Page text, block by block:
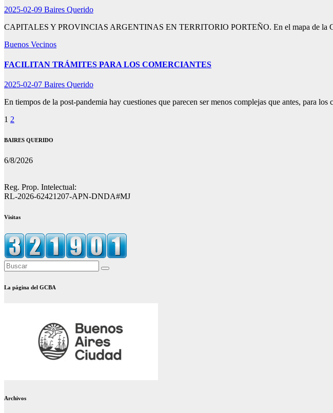
2025-02-09 Baires Querido
CAPITALES Y PROVINCIAS ARGENTINAS EN TERRITORIO PORTEÑO. En el mapa de la
Buenos Vecinos
FACILITAN TRÁMITES PARA LOS COMERCIANTES
2025-02-07 Baires Querido
En tiempos de la post-pandemia hay cuestiones que parecen ser menos complejas que antes, para
Paginación
de
1 2
BAIRES QUERIDO
6/8/2026
Reg. Prop. Intelectual:
RL-2026-62421207-APN-DNDA#MJ
Visitas
La página del GCBA
Archivos